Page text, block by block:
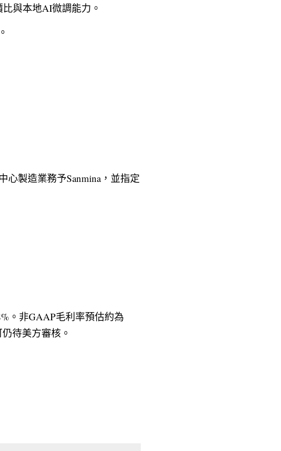
與本地AI微調能力。
心製造業務予Sanmina，並指定
。非GAAP毛利率預估約為
待美方審核。